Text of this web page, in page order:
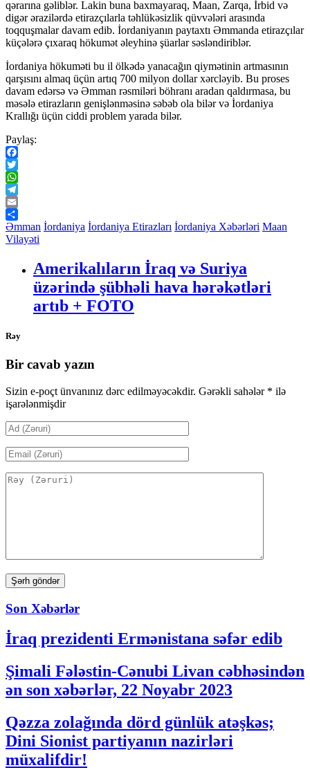
qərarına gəliblər. Lakin buna baxmayaraq, Maan, Zarqa, İrbid və
digər ərazilərdə etirazçılarla təhlükəsizlik qüvvələri arasında
toqquşmalar davam edib. İordaniyanın paytaxtı Əmmanda etirazçılar
küçələrə çıxaraq hökumət əleyhinə şüarlar səsləndiriblər.
İordaniya hökuməti bu il ölkədə yanacağın qiymətinin artmasının
qarşısını almaq üçün artıq 700 milyon dollar xərcləyib. Bu proses
davam edərsə və Əmman rəsmiləri böhranı aradan qaldırmasa, bu
məsələ etirazların genişlənməsinə səbəb ola bilər və İordaniya
Krallığı üçün ciddi problem yarada bilər.
Paylaş:
Facebook
Twitter
WhatsApp
Telegram
Email
Share
Əmman İordaniya İordaniya Etirazları İordaniya Xəbərləri Maan
Vilayəti
Amerikalıların İraq və Suriya
üzərində şübhəli hava hərəkətləri
artıb + FOTO
Rəy
Bir cavab yazın
Sizin e-poçt ünvanınız dərc edilməyəcəkdir. Gərəkli sahələr * ilə
işarələnmişdir
Son Xəbərlər
İraq prezidenti Ermənistana səfər edib
Şimali Fələstin-Cənubi Livan cəbhəsindən
ən son xəbərlər, 22 Noyabr 2023
Qəzza zolağında dörd günlük atəşkəs;
Dini Sionist partiyanın nazirləri
müxalifdir!